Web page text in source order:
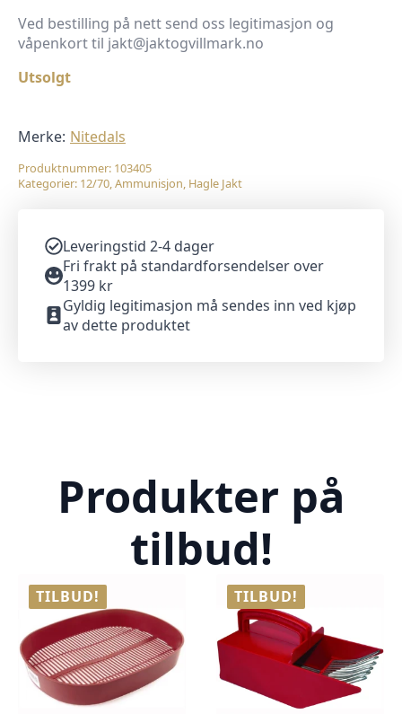
Ved bestilling på nett send oss legitimasjon og
våpenkort til jakt@jaktogvillmark.no
Utsolgt
Merke: Nitedals
Produktnummer: 103405
Kategorier: 12/70,Ammunisjon, Hagle Jakt
Leveringstid 2-4 dager
Fri frakt på standardforsendelser over
1399 kr
Gyldig legitimasjon må sendes inn ved kjøp
av dette produktet
Produkter på
tilbud!
TILBUD! TILBUD!